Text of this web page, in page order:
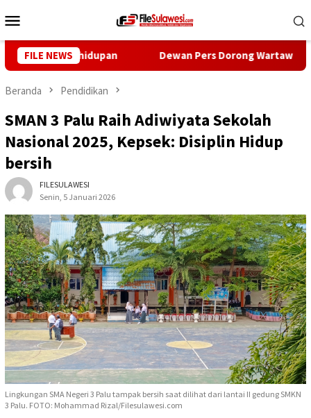
ke
Mobile
FILE NEWS
Kehidupan Dewan Pers Dorong Wartawan Perkuat
Beranda Pendidikan
SMAN 3 Palu Raih Adiwiyata Sekolah
Nasional 2025, Kepsek: Disiplin Hidup
bersih
FILESULAWESI
Senin, 5 Januari 2026
Lingkungan SMA Negeri 3 Palu tampak bersih saat dilihat dari lantai II gedung SMKN
3 Palu. FOTO: Mohammad Rizal/Filesulawesi.com